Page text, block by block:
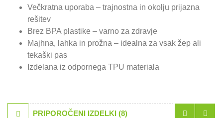
Večkratna uporaba – trajnostna in okolju prijazna
rešitev
Brez BPA plastike – varno za zdravje
Majhna, lahka in prožna – idealna za vsak žep ali
tekaški pas
Izdelana iz odpornega TPU materiala
PRIPOROČENI IZDELKI (8)